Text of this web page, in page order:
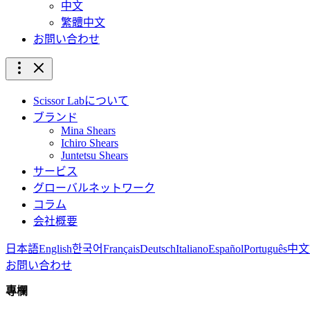
中文
繁體中文
お問い合わせ
Scissor Labについて
ブランド
Mina Shears
Ichiro Shears
Juntetsu Shears
サービス
グローバルネットワーク
コラム
会社概要
日本語English한국어FrançaisDeutschItalianoEspañolPortuguês中文
お問い合わせ
專欄